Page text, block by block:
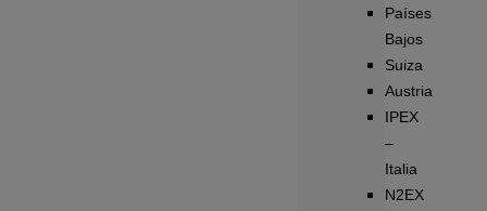
Países
Bajos
Suiza
Austria
IPEX
–
Italia
N2EX